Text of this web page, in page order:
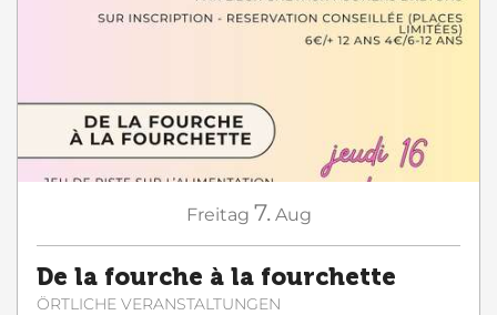
Freitag 7. Aug
De la fourche à la fourchette
ÖRTLICHE VERANSTALTUNGEN